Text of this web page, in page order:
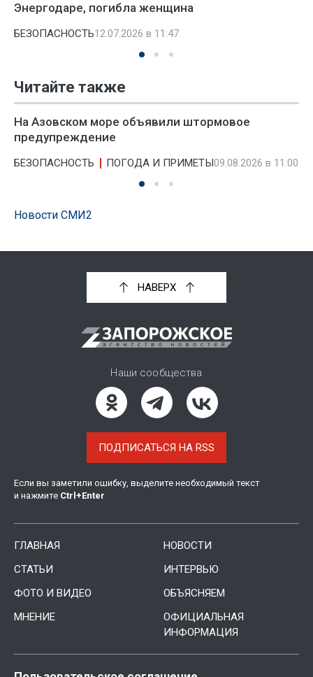
Энергодаре, погибла женщина
БЕЗОПАСНОСТЬ12.07.2026 в 11:47
Читайте также
На Азовском море объявили штормовое
предупреждение
БЕЗОПАСНОСТЬ ПОГОДА И ПРИМЕТЫ09.08.2026 в 11:00
Новости СМИ2
НАВЕРХ
Наши сообщества
ПОДПИСАТЬСЯ НА RSS
Если вы заметили ошибку, выделите необходимый текст
и нажмите Ctrl +Enter
ГЛАВНАЯ
НОВОСТИ
СТАТЬИ
ИНТЕРВЬЮ
ФОТО И ВИДЕО
ОБЪЯСНЯЕМ
МНЕНИЕ
ОФИЦИАЛЬНАЯ
ИНФОРМАЦИЯ